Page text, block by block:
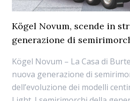
Kögel Novum, scende in
generazione di
Kögel Novum – La Casa di
nuova generazione di
dell’evoluzione dei modelli